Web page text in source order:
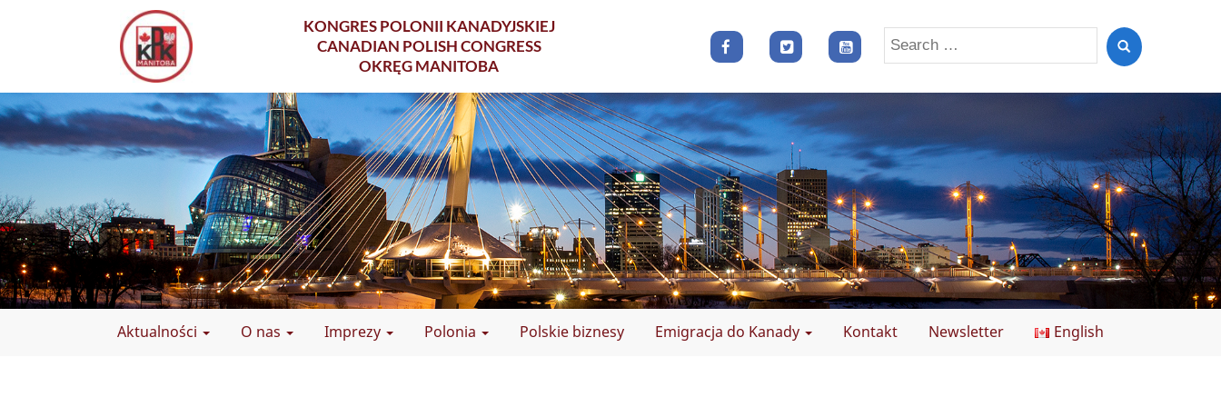
KONGRES POLONII KANADYJSKIEJ
CANADIAN POLISH CONGRESS
OKRĘG MANITOBA
Search
for:
Aktualności O nas Imprezy Polonia Polskie biznesy Emigracja do Kanady Kontakt Newsletter English